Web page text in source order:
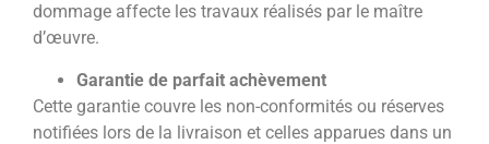
dommage affecte les travaux réalisés par le maître
d’œuvre.
Garantie de parfait achèvement
Cette garantie couvre les non-conformités ou réserves
notifiées lors de la livraison et celles apparues dans un